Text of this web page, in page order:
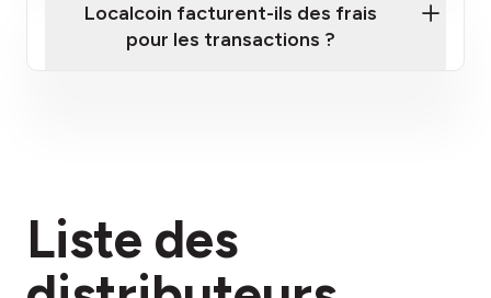
Localcoin facturent-ils des frais
pour les transactions ?
section des frais
Liste des